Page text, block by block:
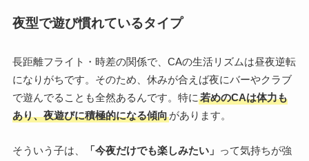
夜型で遊び慣れているタイプ
長距離フライト・時差の関係で、CAの生活リズムは昼夜逆転
になりがちです。そのため、休みが合えば夜にバーやクラブ
で遊んでることも全然あるんです。特に 若めのCAは体力も
あり、夜遊びに積極的になる傾向があります。
そういう子は、 「今夜だけでも楽しみたい」 って気持ちが強